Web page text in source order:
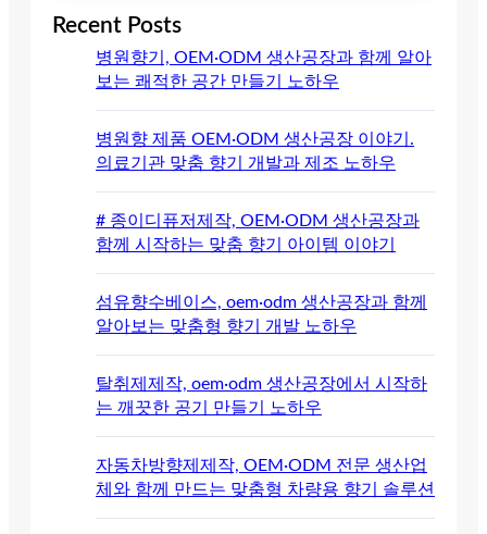
Recent Posts
병원향기, OEM·ODM 생산공장과 함께 알아
보는 쾌적한 공간 만들기 노하우
병원향 제품 OEM·ODM 생산공장 이야기.
의료기관 맞춤 향기 개발과 제조 노하우
# 종이디퓨저제작, OEM·ODM 생산공장과
함께 시작하는 맞춤 향기 아이템 이야기
섬유향수베이스, oem·odm 생산공장과 함께
알아보는 맞춤형 향기 개발 노하우
탈취제제작, oem·odm 생산공장에서 시작하
는 깨끗한 공기 만들기 노하우
자동차방향제제작, OEM·ODM 전문 생산업
체와 함께 만드는 맞춤형 차량용 향기 솔루션